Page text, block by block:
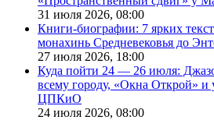
31 июля 2026, 08:00
Книги-биографии: 7 ярких
монахинь Средневековья до
27 июля 2026, 18:00
Куда пойти 24 — 26 июля:
всему городу, «Окна Открой» и
ЦПКиО
24 июля 2026, 08:00